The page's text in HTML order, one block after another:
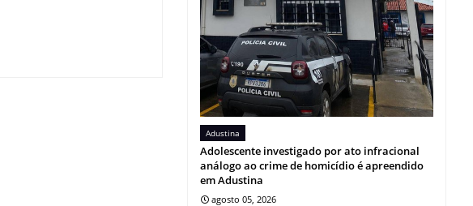
Adustina
Adolescente investigado por ato infracional
análogo ao crime de homicídio é apreendido
em Adustina
agosto 05, 2026